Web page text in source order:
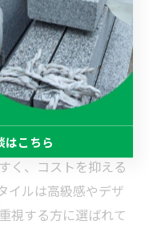
ても業者に確認して
は高いのか安いのか
ーンタイルの方が材
あります。コンクリ
く、コストを抑える
イルは高級感やデザ
視する方に選ばれて
はこちら
はこちら